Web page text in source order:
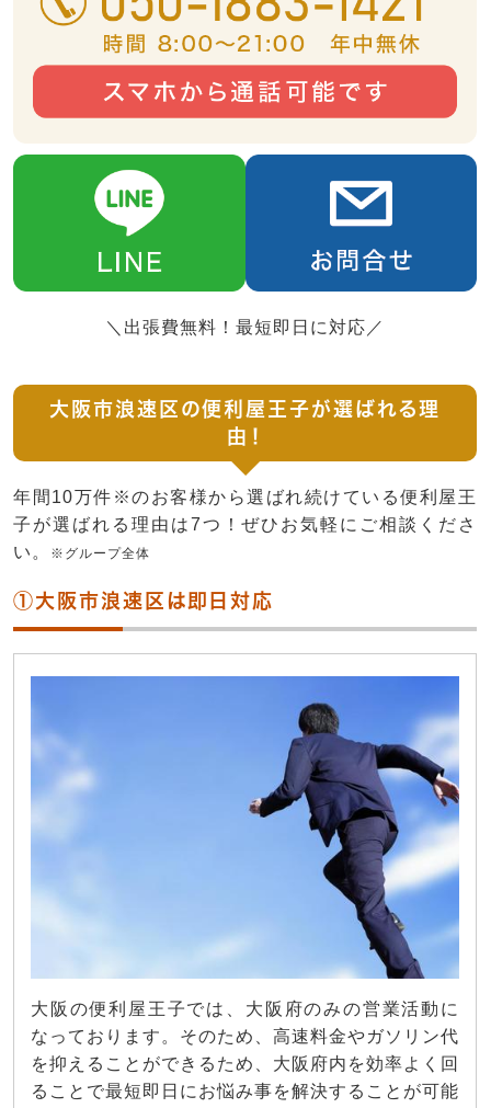
＼出張費無料！最短即日に対応／
大阪市浪速区の便利屋王子が選ばれる理
由！
年間10万件※のお客様から選ばれ続けている便利屋王
子が選ばれる理由は7つ！ぜひお気軽にご相談くださ
い。
※グループ全体
①大阪市浪速区は即日対応
大阪の便利屋王子では、大阪府のみの営業活動に
なっております。そのため、高速料金やガソリン代
を抑えることができるため、大阪府内を効率よく回
ることで最短即日にお悩み事を解決することが可能